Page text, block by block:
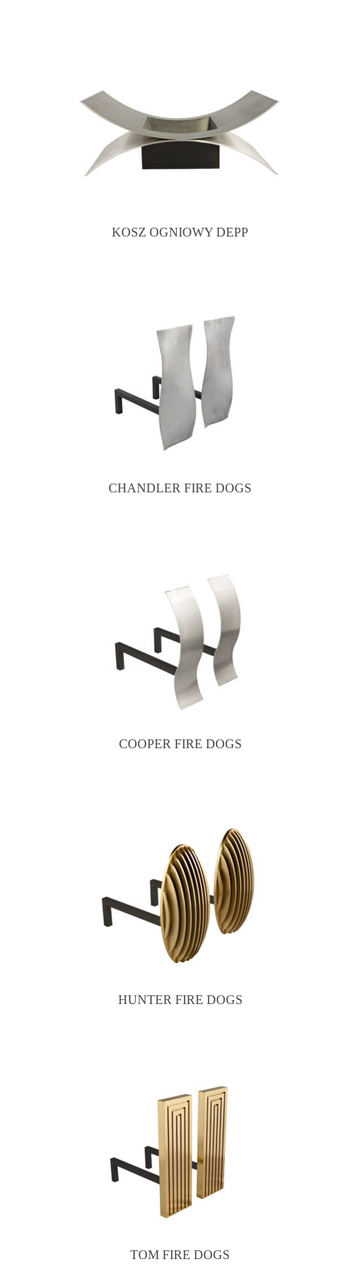
KOSZ OGNIOWY DEPP
CHANDLER FIRE DOGS
COOPER FIRE DOGS
HUNTER FIRE DOGS
TOM FIRE DOGS